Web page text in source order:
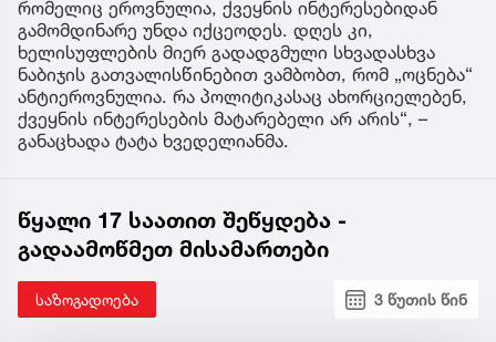
რომელიც ეროვნულია, ქვეყნის ინტერესებიდან
გამომდინარე უნდა იქცეოდეს. დღეს კი,
ხელისუფლების მიერ გადადგმული სხვადასხვა
ნაბიჯის გათვალისწინებით ვამბობთ, რომ „ოცნება“
ანტიეროვნულია. რა პოლიტიკასაც ახორციელებენ,
ქვეყნის ინტერესების მატარებელი არ არის“, –
განაცხადა ტატა ხვედელიანმა.
წყალი 17 საათით შეწყდება -
გადაამოწმეთ მისამართები
საზოგადოება 3 წუთის წინ